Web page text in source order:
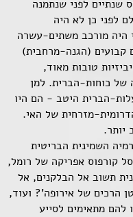
שנתיים לפני שנתמנה
לפני כן לא היה
היה מורכב משתים-עשרה
קבועים (הגנה-מרחבית)
טובות מאוד,
של כוחות-הברית. למן
הברית היטב - הם היו
מזרחית של האי.
יותר.
השמינית הבריטית
1941 . לאחר שחוסל קורפוס אפריקה של רומל,
תשוב אל הבלקנים, אל
הרכים של אירופה'? ועוד,
להם מתאימים לסייע